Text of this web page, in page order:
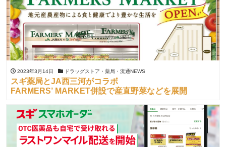
2023年3月14日 ドラッグストア・薬局・流通NEWS
スギ薬局とJA西三河がコラボ
FARMERS’ MARKET併設で産直野菜などを展開